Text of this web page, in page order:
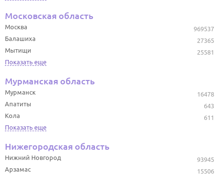
Московская область
969537
Москва
27365
Балашиха
25581
Мытищи
Показать еще
Мурманская область
16478
Мурманск
643
Апатиты
611
Кола
Показать еще
Нижегородская область
93945
Нижний Новгород
15506
Арзамас